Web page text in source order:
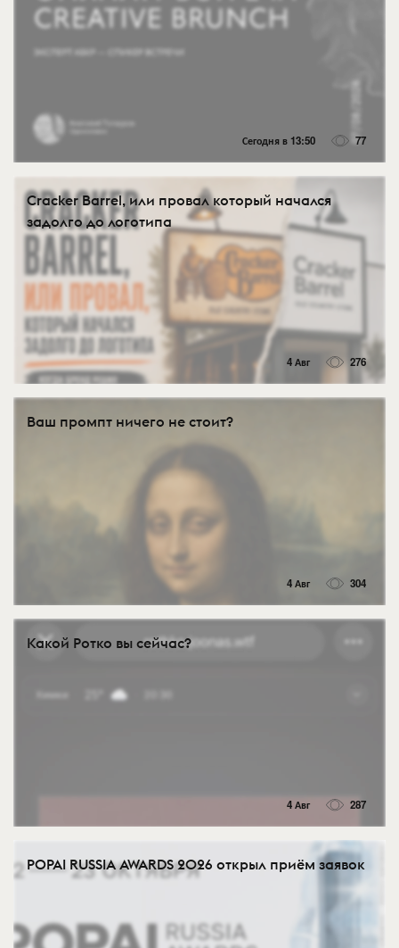
Сегодня в 13:50 77
Cracker Barrel, или провал который начался
задолго до логотипа
4 Авг 276
Ваш промпт ничего не стоит?
4 Авг 304
Какой Ротко вы сейчас?
4 Авг 287
POPAI RUSSIA AWARDS 2026 открыл приём заявок